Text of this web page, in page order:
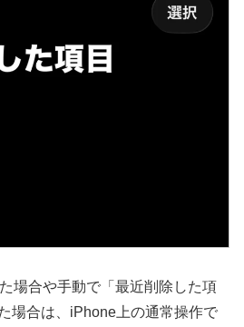
場合や手動で「最近削除した項
場合は、iPhone上の通常操作で